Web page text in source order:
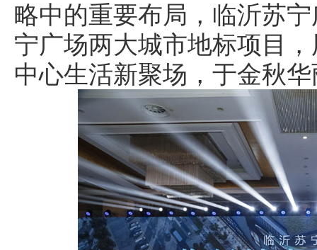
略中的重要布局，临沂苏
宁广场两大城市地标项目
中心生活新聚场，于金秋